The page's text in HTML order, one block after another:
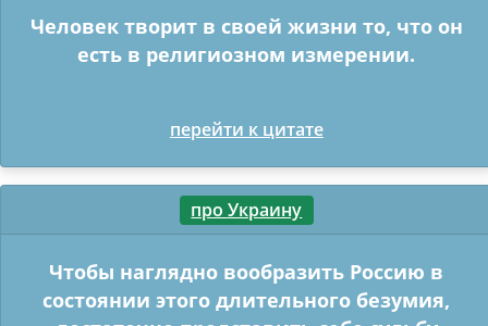
Человек творит в своей жизни то, что он
есть в религиозном измерении.
перейти к цитате
про Украину
Чтобы наглядно вообразить Россию в
состоянии этого длительного безумия,